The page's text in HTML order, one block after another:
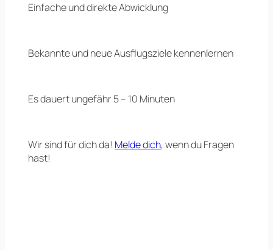
Einfache und direkte Abwicklung
Bekannte und neue Ausflugsziele kennenlernen
Es dauert ungefähr 5 – 10 Minuten
Wir sind für dich da! Melde dich, wenn du Fragen
hast!